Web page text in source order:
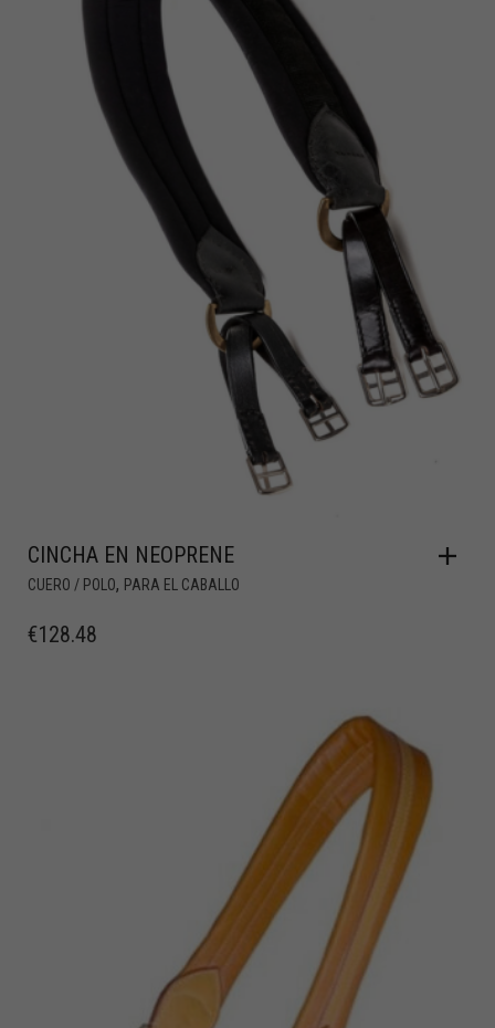
CINCHA EN NEOPRENE
CUERO / POLO, PARA EL CABALLO
€128.48